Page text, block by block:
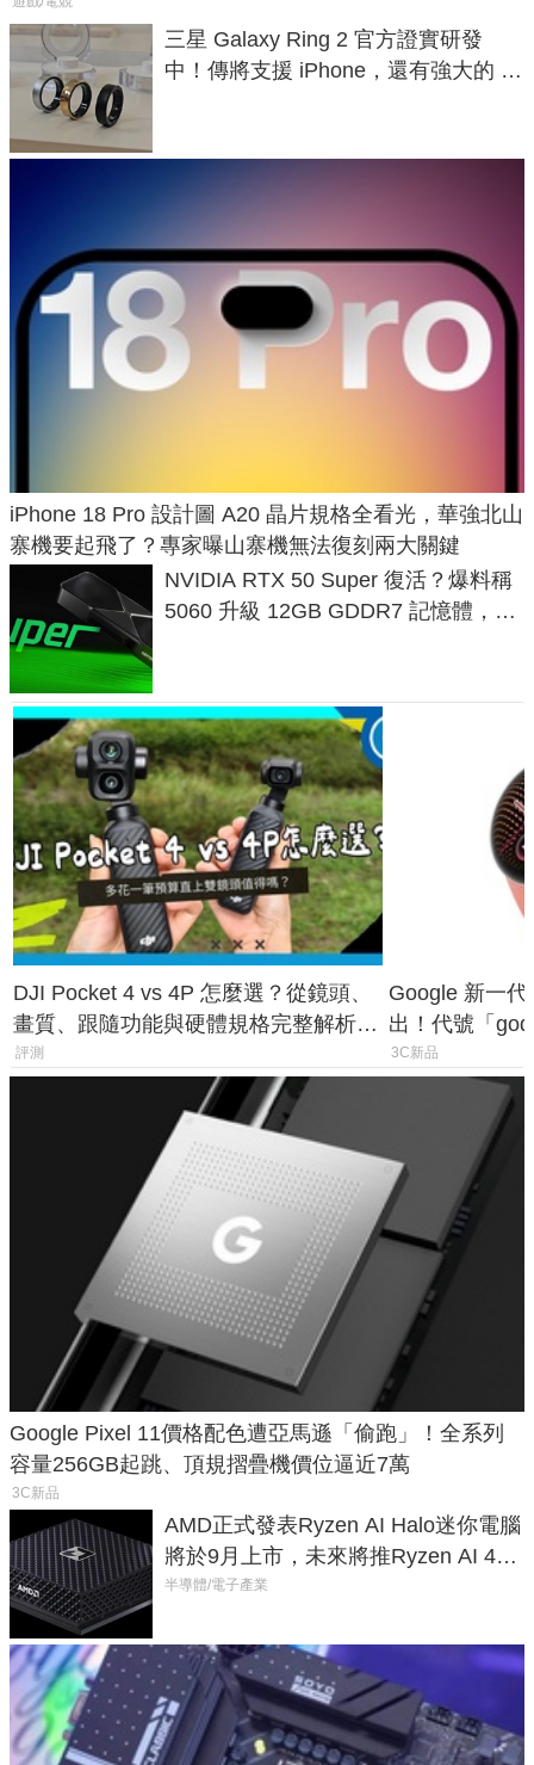
三星 Galaxy Ring 2 官方證實研發
中！傳將支援 iPhone，還有強大的 AI
iPhone 18 Pro 設計圖 A20 晶片規格全看光，華強北山
寨機要起飛了？專家曝山寨機無法復刻兩大關鍵
NVIDIA RTX 50 Super 復活？爆料稱
5060 升級 12GB GDDR7 記憶體，這
DJI Pocket 4 vs 4P 怎麼選？從鏡頭、
畫質、跟隨功能與硬體規格完整解析，
一次看懂兩台差異
評測
Google 新一
出！代號「
鎖定 AI 應用
3C新品
Google Pixel 11價格配色遭亞馬遜「偷跑」！全系列
容量256GB起跳、頂規摺疊機價位逼近7萬
3C新品
AMD正式發表Ryzen AI Halo迷你電腦
將於9月上市，未來將推Ryzen AI 400
Max系列處理器與對應升級版
半導體/電子產業